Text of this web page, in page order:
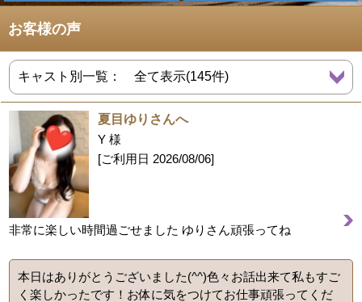
お客様の声
夏目ゆりさんへ
Y 様
[ご利用日 2026/08/06]
非常に楽しい時間過ごせました ゆりさん頑張ってね
本日はありがとうございました(^^)色々お話出来て私もすご
く楽しかったです！お体に気をつけてお仕事頑張ってくだ